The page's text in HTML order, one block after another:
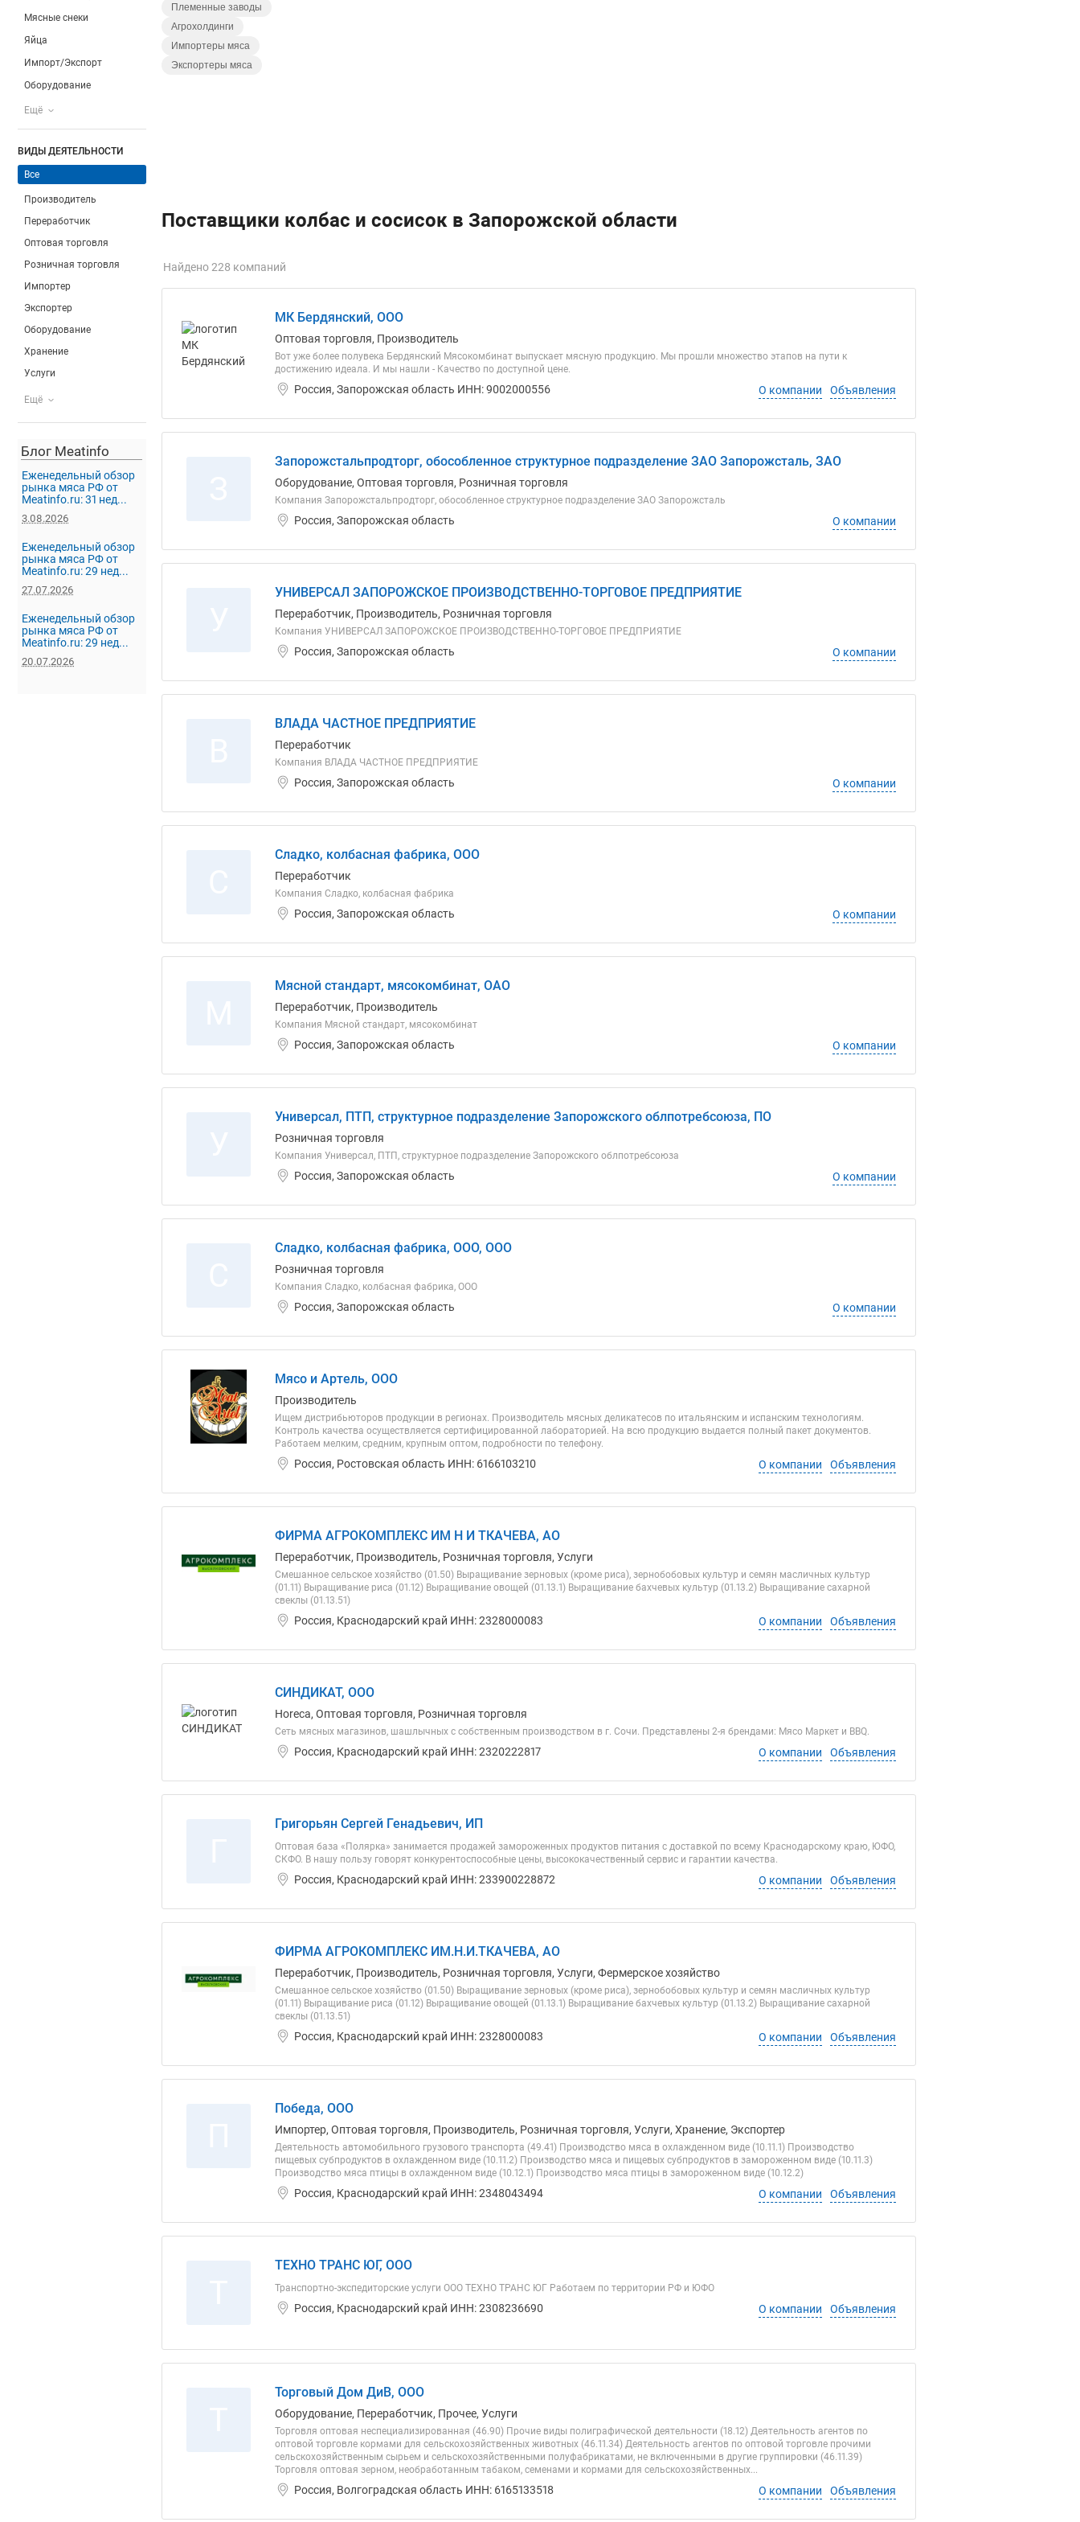
Мясные снеки
Яйца
Импорт/Экспорт
Оборудование
Ещё
ВИДЫ ДЕЯТЕЛЬНОСТИ
Все
Производитель
Переработчик
Оптовая торговля
Розничная торговля
Импортер
Экспортер
Оборудование
Хранение
Услуги
Ещё
Блог Meatinfo
Еженедельный обзор
рынка мяса РФ от
Meatinfo.ru: 31 нед...
3.08.2026
Еженедельный обзор
рынка мяса РФ от
Meatinfo.ru: 29 нед...
27.07.2026
Еженедельный обзор
рынка мяса РФ от
Meatinfo.ru: 29 нед...
20.07.2026
Племенные заводы
Агрохолдинги
Импортеры мяса
Экспортеры мяса
Поставщики колбас и сосисок в Запорожской области
Найдено 228 компаний
МК Бердянский, ООО
Оптовая торговля, Производитель
Вот уже более полувека Бердянский Мясокомбинат выпускает мясную продукцию. Мы прошли множество этапов на пути к
достижению идеала. И мы нашли - Качество по доступной цене.
Россия, Запорожская область ИНН: 9002000556 О компании Объявления
Запорожстальпродторг, обособленное структурное подразделение ЗАО Запорожсталь, ЗАО
Оборудование, Оптовая торговля, Розничная торговля
Компания Запорожстальпродторг, обособленное структурное подразделение ЗАО Запорожсталь
Россия, Запорожская область О компании
УНИВЕРСАЛ ЗАПОРОЖСКОЕ ПРОИЗВОДСТВЕННО-ТОРГОВОЕ ПРЕДПРИЯТИЕ
Переработчик, Производитель, Розничная торговля
Компания УНИВЕРСАЛ ЗАПОРОЖСКОЕ ПРОИЗВОДСТВЕННО-ТОРГОВОЕ ПРЕДПРИЯТИЕ
Россия, Запорожская область О компании
ВЛАДА ЧАСТНОЕ ПРЕДПРИЯТИЕ
Переработчик
Компания ВЛАДА ЧАСТНОЕ ПРЕДПРИЯТИЕ
Россия, Запорожская область О компании
Сладко, колбасная фабрика, ООО
Переработчик
Компания Сладко, колбасная фабрика
Россия, Запорожская область О компании
Мясной стандарт, мясокомбинат, ОАО
Переработчик, Производитель
Компания Мясной стандарт, мясокомбинат
Россия, Запорожская область О компании
Универсал, ПТП, структурное подразделение Запорожского облпотребсоюза, ПО
Розничная торговля
Компания Универсал, ПТП, структурное подразделение Запорожского облпотребсоюза
Россия, Запорожская область О компании
Сладко, колбасная фабрика, ООО, ООО
Розничная торговля
Компания Сладко, колбасная фабрика, ООО
Россия, Запорожская область О компании
Мясо и Артель, ООО
Производитель
Ищем дистрибьюторов продукции в регионах. Производитель мясных деликатесов по итальянским и испанским технологиям.
Контроль качества осуществляется сертифицированной лабораторией. На всю продукцию выдается полный пакет документов.
Работаем мелким, средним, крупным оптом, подробности по телефону.
Россия, Ростовская область ИНН: 6166103210 О компании Объявления
ФИРМА АГРОКОМПЛЕКС ИМ Н И ТКАЧЕВА, АО
Переработчик, Производитель, Розничная торговля, Услуги
Смешанное сельское хозяйство (01.50) Выращивание зерновых (кроме риса), зернобобовых культур и семян масличных культур
(01.11) Выращивание риса (01.12) Выращивание овощей (01.13.1) Выращивание бахчевых культур (01.13.2) Выращивание сахарной
свеклы (01.13.51)
Россия, Краснодарский край ИНН: 2328000083 О компании Объявления
СИНДИКАТ, ООО
Horeca, Оптовая торговля, Розничная торговля
Сеть мясных магазинов, шашлычных с собственным производством в г. Сочи. Представлены 2-я брендами: Мясо Маркет и BBQ.
Россия, Краснодарский край ИНН: 2320222817 О компании Объявления
Григорьян Сергей Генадьевич, ИП
Оптовая база «Полярка» занимается продажей замороженных продуктов питания с доставкой по всему Краснодарскому краю, ЮФО,
СКФО. В нашу пользу говорят конкурентоспособные цены, высококачественный сервис и гарантии качества.
Россия, Краснодарский край ИНН: 233900228872 О компании Объявления
ФИРМА АГРОКОМПЛЕКС ИМ.Н.И.ТКАЧЕВА, АО
Переработчик, Производитель, Розничная торговля, Услуги, Фермерское хозяйство
Смешанное сельское хозяйство (01.50) Выращивание зерновых (кроме риса), зернобобовых культур и семян масличных культур
(01.11) Выращивание риса (01.12) Выращивание овощей (01.13.1) Выращивание бахчевых культур (01.13.2) Выращивание сахарной
свеклы (01.13.51)
Россия, Краснодарский край ИНН: 2328000083 О компании Объявления
Победа, ООО
Импортер, Оптовая торговля, Производитель, Розничная торговля, Услуги, Хранение, Экспортер
Деятельность автомобильного грузового транспорта (49.41) Производство мяса в охлажденном виде (10.11.1) Производство
пищевых субпродуктов в охлажденном виде (10.11.2) Производство мяса и пищевых субпродуктов в замороженном виде (10.11.3)
Производство мяса птицы в охлажденном виде (10.12.1) Производство мяса птицы в замороженном виде (10.12.2)
Россия, Краснодарский край ИНН: 2348043494 О компании Объявления
ТЕХНО ТРАНС ЮГ, ООО
Транспортно-экспедиторские услуги ООО ТЕХНО ТРАНС ЮГ Работаем по территории РФ и ЮФО
Россия, Краснодарский край ИНН: 2308236690 О компании Объявления
Торговый Дом ДиВ, ООО
Оборудование, Переработчик, Прочее, Услуги
Торговля оптовая неспециализированная (46.90) Прочие виды полиграфической деятельности (18.12) Деятельность агентов по
оптовой торговле кормами для сельскохозяйственных животных (46.11.34) Деятельность агентов по оптовой торговле прочими
сельскохозяйственным сырьем и сельскохозяйственными полуфабрикатами, не включенными в другие группировки (46.11.39)
Торговля оптовая зерном, необработанным табаком, семенами и кормами для сельскохозяйственных...
Россия, Волгоградская область ИНН: 6165133518 О компании Объявления